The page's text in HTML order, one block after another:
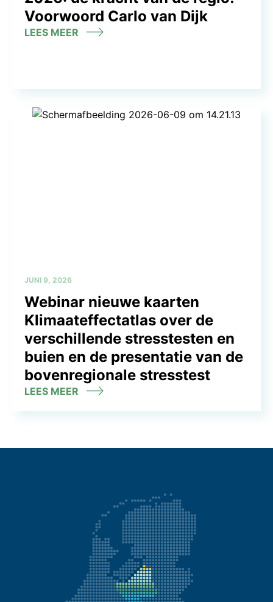
Voorwoord Carlo van Dijk
LEES MEER
JUNI 9, 2026
Webinar nieuwe kaarten
Klimaateffectatlas over de
verschillende stresstesten en
buien en de presentatie van de
bovenregionale stresstest
LEES MEER